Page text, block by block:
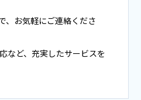
、お気軽にご連絡くださ
など、充実したサービスを